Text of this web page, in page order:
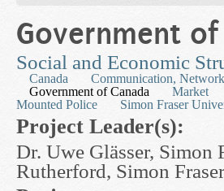
Government of
Social and Economic
Canada Communication,
Government of Canada
Market
Mounted Police
Simon Fraser
Project Leader(s):
Dr. Uwe Glässer, Simon
Rutherford, Simon